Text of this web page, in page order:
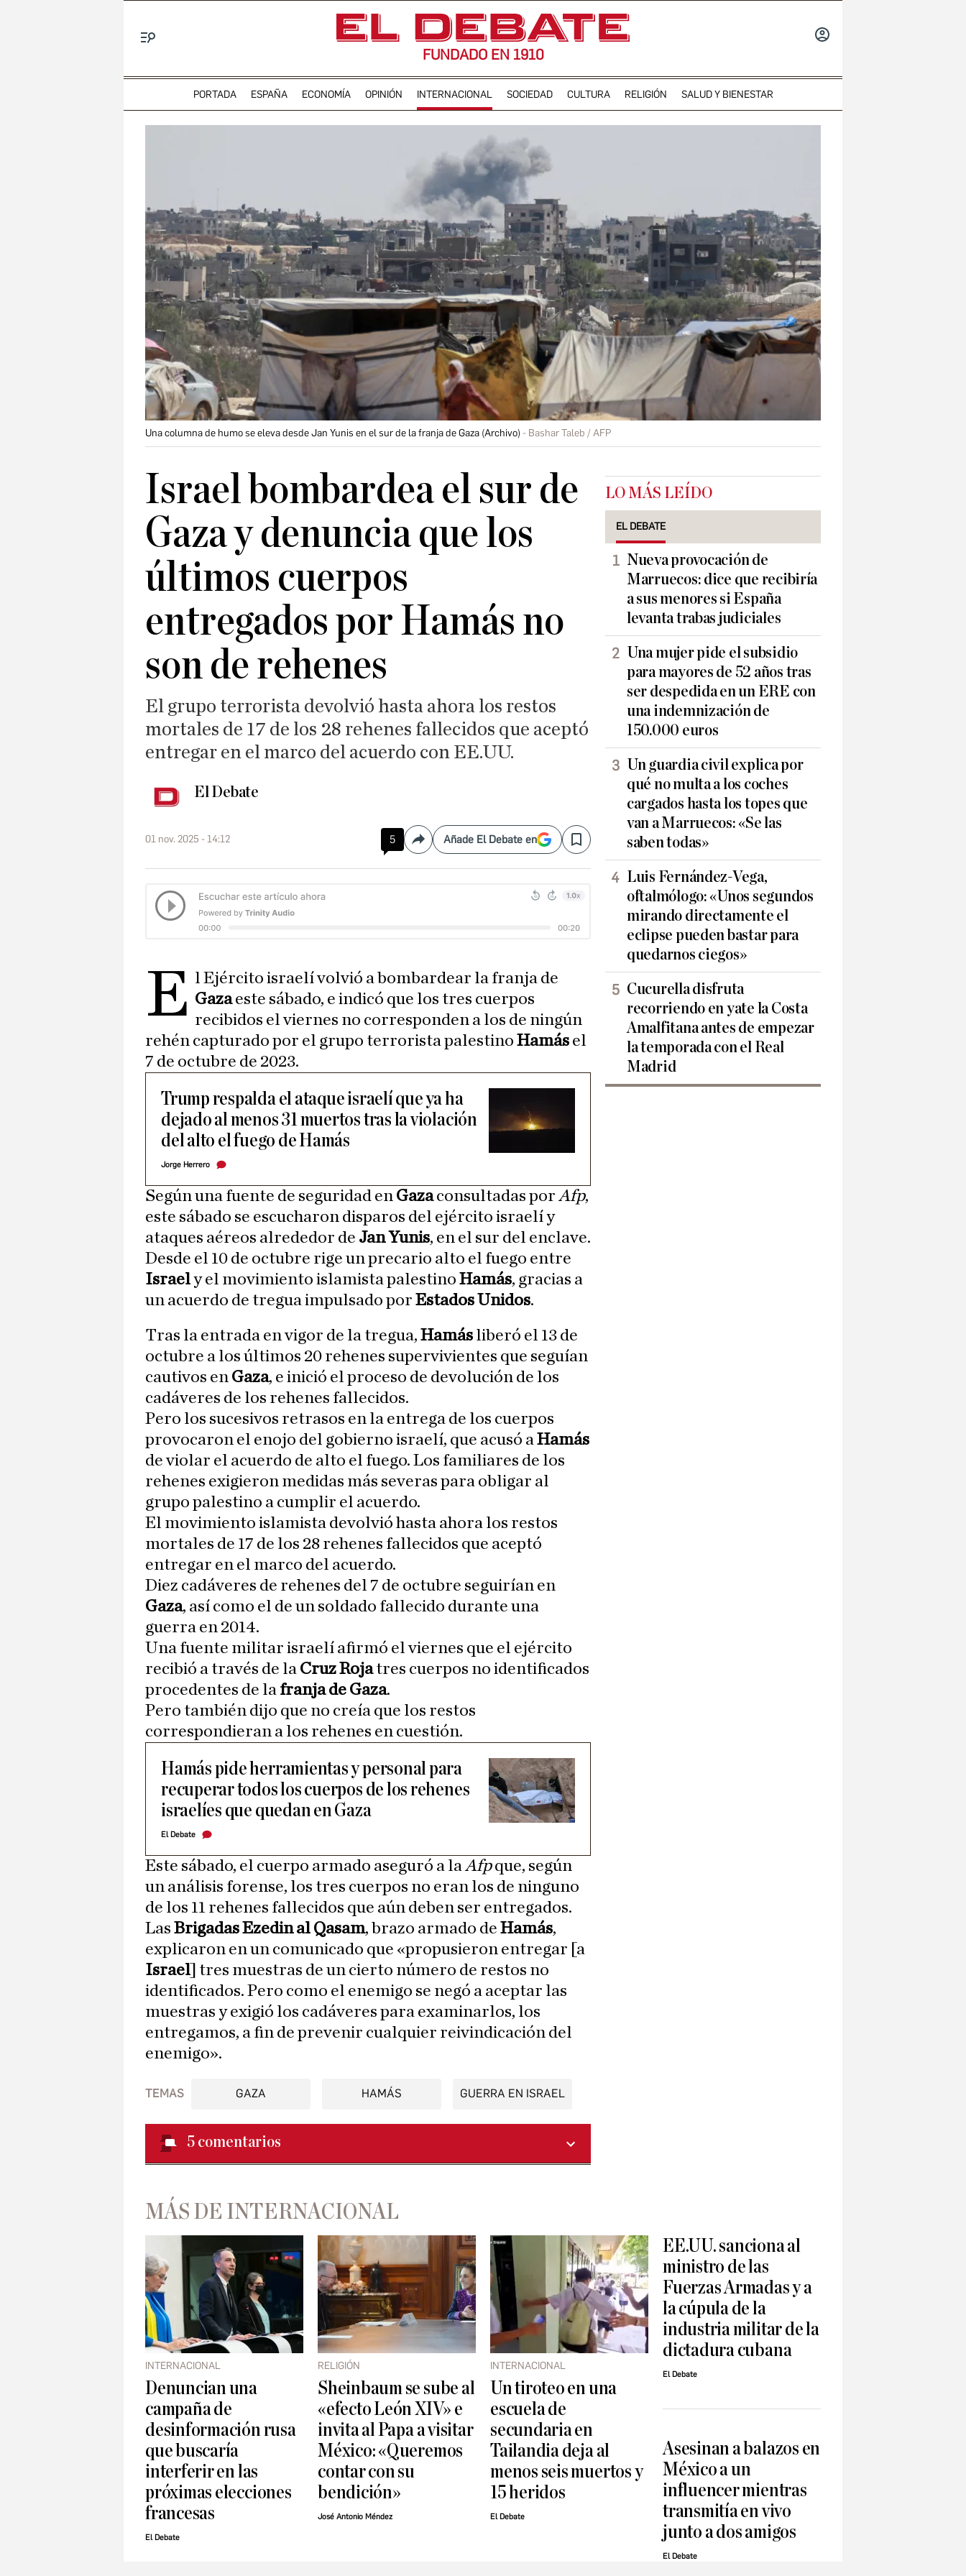
FUNDADO EN 1910
PORTADA ESPAÑA ECONOMÍA OPINIÓN INTERNACIONAL SOCIEDAD CULTURA RELIGIÓN SALUD Y BIENESTAR
Una columna de humo se eleva desde Jan Yunis en el sur de la franja de Gaza (Archivo) Bashar Taleb / AFP
Israel bombardea el sur de
Gaza y denuncia que los
últimos cuerpos
entregados por Hamás no
son de rehenes
El grupo terrorista devolvió hasta ahora los restos
mortales de 17 de los 28 rehenes fallecidos que aceptó
entregar en el marco del acuerdo con EE.UU.
El Debate
01 nov. 2025 - 14:12 5 CompartirAñade El Debate en Save
E l Ejército israelí volvió a bombardear la franja de
Gazaeste sábado, e indicó que los tres cuerpos
recibidos el viernes no corresponden a los de ningún
rehén capturado por el grupo terrorista palestino Hamás el
7 de octubre de 2023.
Trump respalda el ataque israelí que ya ha
dejado al menos 31 muertos tras la violación
del alto el fuego de Hamás
Jorge Herrero
Según una fuente de seguridad en Gazaconsultadas porAfp,
este sábado se escucharon disparos del ejército israelí y
ataques aéreos alrededor de Jan Yunis, en el sur del enclave.
Desde el 10 de octubre rige un precario alto el fuego entre
Israely el movimiento islamista palestino Hamás, gracias a
un acuerdo de tregua impulsado por Estados Unidos.
Tras la entrada en vigor de la tregua, Hamás liberó el 13 de
octubre a los últimos 20 rehenes supervivientes que seguían
cautivos en Gaza, e inició el proceso de devolución de los
cadáveres de los rehenes fallecidos.
Pero los sucesivos retrasos en la entrega de los cuerpos
provocaron el enojo del gobierno israelí, que acusó aHamás
de violar el acuerdo de alto el fuego. Los familiares de los
rehenes exigieron medidas más severas para obligar al
grupo palestino a cumplir el acuerdo.
El movimiento islamista devolvió hasta ahora los restos
mortales de 17 de los 28 rehenes fallecidos que aceptó
entregar en el marco del acuerdo.
Diez cadáveres de rehenes del 7 de octubre seguirían en
Gaza, así como el de un soldado fallecido durante una
guerra en 2014.
Una fuente militar israelí afirmó el viernes que el ejército
recibió a través de la Cruz Rojatres cuerpos no identificados
procedentes de la franja de Gaza.
Pero también dijo que no creía que los restos
correspondieran a los rehenes en cuestión.
Hamás pide herramientas y personal para
recuperar todos los cuerpos de los rehenes
israelíes que quedan en Gaza
El Debate
Este sábado, el cuerpo armado aseguró a laAfpque, según
un análisis forense, los tres cuerpos no eran los de ninguno
de los 11 rehenes fallecidos que aún deben ser entregados.
Las Brigadas Ezedin al Qasam, brazo armado de Hamás,
explicaron en un comunicado que «propusieron entregar [a
Israel ] tres muestras de un cierto número de restos no
identificados. Pero como el enemigo se negó a aceptar las
muestras y exigió los cadáveres para examinarlos, los
entregamos, a fin de prevenir cualquier reivindicación del
enemigo».
TEMAS GAZA HAMÁS GUERRA EN ISRAEL
5 comentarios
LO MÁS LEÍDO
EL DEBATE
Nueva provocación de
Marruecos: dice que recibiría
a sus menores si España
levanta trabas judiciales
Una mujer pide el subsidio
para mayores de 52 años tras
ser despedida en un ERE con
una indemnización de
150.000 euros
Un guardia civil explica por
qué no multa a los coches
cargados hasta los topes que
van a Marruecos: «Se las
saben todas»
Luis Fernández-Vega,
oftalmólogo: «Unos segundos
mirando directamente el
eclipse pueden bastar para
quedarnos ciegos»
Cucurella disfruta
recorriendo en yate la Costa
Amalfitana antes de empezar
la temporada con el Real
Madrid
MÁS DE INTERNACIONAL
INTERNACIONAL
Denuncian una
campaña de
desinformación rusa
que buscaría
interferir en las
próximas elecciones
francesas
El Debate
RELIGIÓN
Sheinbaum se sube al
«efecto León XIV» e
invita al Papa a visitar
México: «Queremos
contar con su
bendición»
José Antonio Méndez
INTERNACIONAL
Un tiroteo en una
escuela de
secundaria en
Tailandia deja al
menos seis muertos y
15 heridos
El Debate
EE.UU. sanciona al
ministro de las
Fuerzas Armadas y a
la cúpula de la
industria militar de la
dictadura cubana
El Debate
Asesinan a balazos en
México a un
influencer mientras
transmitía en vivo
junto a dos amigos
El Debate